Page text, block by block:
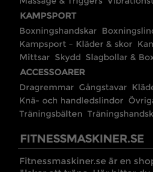
KAMPSPORT
Boxningshandskar
Kampsport – Kläder & skor
Mittsar Skydd Slagbollar &
ACCESSOARER
Dragremmar Gångstavar
Knä- och handledslindor
Träningsbälten
FITNESSMASKINER.SE
Fitnessmaskiner.se är en